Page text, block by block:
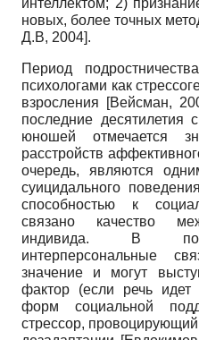
интеллектом; 2)
новых, более точных
Д.В, 2004].
Период
психологами как
взросления
[Вейсман,
последние десятилетия
юношей отмечается
расстройств
очередь, являются
суицидального
способностью к
связано качество
индивида. В
интерперсональные
значение и могут
фактор (если речь идет
форм социальной
стрессор, провоцирующий